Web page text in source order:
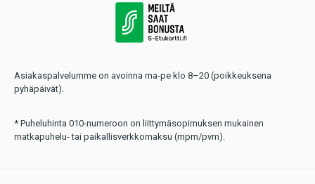
Asiakaspalvelumme on avoinna ma-pe klo 8–20 (poikkeuksena
pyhäpäivät).
* Puheluhinta 010-numeroon on liittymäsopimuksen mukainen
matkapuhelu- tai paikallisverkkomaksu (mpm/pvm).